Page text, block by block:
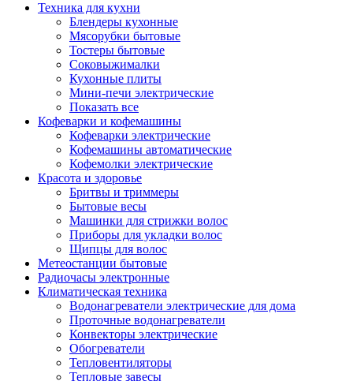
Техника для кухни
Блендеры кухонные
Мясорубки бытовые
Тостеры бытовые
Соковыжималки
Кухонные плиты
Мини-печи электрические
Показать все
Кофеварки и кофемашины
Кофеварки электрические
Кофемашины автоматические
Кофемолки электрические
Красота и здоровье
Бритвы и триммеры
Бытовые весы
Машинки для стрижки волос
Приборы для укладки волос
Щипцы для волос
Метеостанции бытовые
Радиочасы электронные
Климатическая техника
Водонагреватели электрические для дома
Проточные водонагреватели
Конвекторы электрические
Обогреватели
Тепловентиляторы
Тепловые завесы